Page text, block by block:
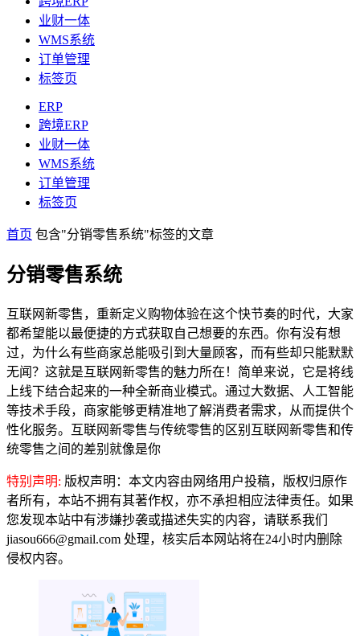
业财一体
WMS系统
订单管理
标签页
ERP
跨境ERP
业财一体
WMS系统
订单管理
标签页
首页 包含"分销零售系统"标签的文章
分销零售系统
互联网新零售，重新定义购物体验在这个快节奏的时代，大家
都希望能以最便捷的方式获取自己想要的东西。你有没有想
过，为什么有些商家总能吸引到大量顾客，而有些却只能默默
无闻？这就是互联网新零售的魅力所在！简单来说，它是将线
上线下结合起来的一种全新商业模式。通过大数据、人工智能
等技术手段，商家能够更精准地了解消费者需求，从而提供个
性化服务。互联网新零售与传统零售的区别互联网新零售和传
统零售之间的差别就像是你
特别声明: 版权声明：本文内容由网络用户投稿，版权归原作
者所有，本站不拥有其著作权，亦不承担相应法律责任。如果
您发现本站中有涉嫌抄袭或描述失实的内容，请联系我们
jiasou666@gmail.com 处理，核实后本网站将在24小时内删除
侵权内容。